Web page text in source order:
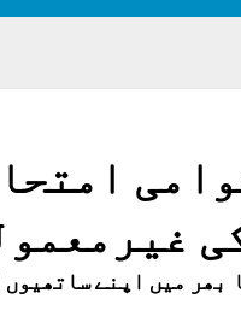
میں اپنے